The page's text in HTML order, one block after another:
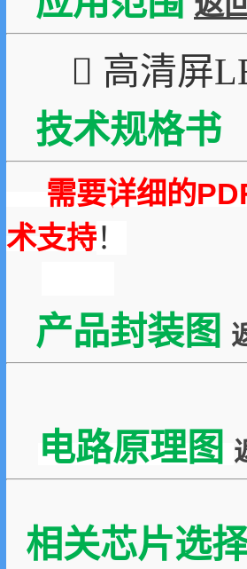
 高清屏
技术规格书
需要详细的
术支持！
产品封装图
电路原理图
相关芯片选